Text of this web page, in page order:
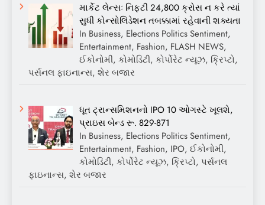
માર્કેટ લેન્સઃ નિફ્ટી 24,800 ક્રોસ ન કરે ત્યાં
સુધી કોન્સોલિડેશન તબક્કામાં રહેવાની શક્યતા
In Business, Elections Politics Sentiment,
Entertainment, Fashion, FLASH NEWS,
ઈકોનોમી, કોમોડિટી, કોર્પોરેટ ન્યૂઝ, ક્રિપ્ટો,
પર્સનલ ફાઇનાન્સ, શેર બજાર
ધૂત ટ્રાન્સમિશનનો IPO 10 ઓગસ્ટે ખૂલશે,
પ્રાઇસ બેન્ડ રૂ. 829-871
In Business, Elections Politics Sentiment,
Entertainment, Fashion, IPO, ઈકોનોમી,
કોમોડિટી, કોર્પોરેટ ન્યૂઝ, ક્રિપ્ટો, પર્સનલ
ફાઇનાન્સ, શેર બજાર